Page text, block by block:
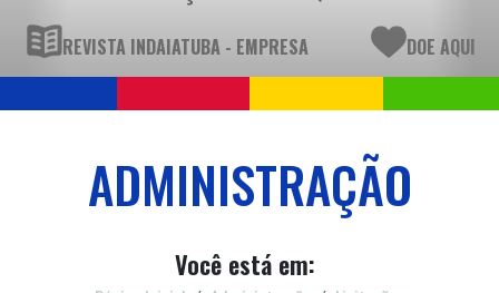
REVISTA INDAIATUBA - EMPRESA DOE AQUI
ADMINISTRAÇÃO
Você está em: